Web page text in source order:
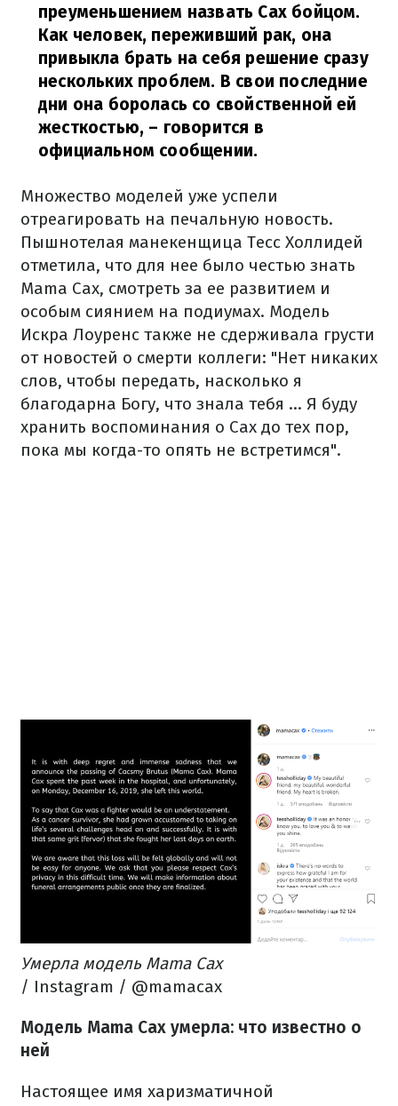
преуменьшением назвать Cax бойцом.
Как человек, переживший рак, она
привыкла брать на себя решение сразу
нескольких проблем. В свои последние
дни она боролась со свойственной ей
жесткостью, – говорится в
официальном сообщении.
Множество моделей уже успели
отреагировать на печальную новость.
Пышнотелая манекенщица Тесс Холлидей
отметила, что для нее было честью знать
Mama Cax, смотреть за ее развитием и
особым сиянием на подиумах. Модель
Искра Лоуренс также не сдерживала грусти
от новостей о смерти коллеги: "Нет никаких
слов, чтобы передать, насколько я
благодарна Богу, что знала тебя ... Я буду
хранить воспоминания о Cax до тех пор,
пока мы когда-то опять не встретимся".
Умерла модель Mama Cax
/ Instagram / @mamacax
Модель Mama Cax умерла: что известно о
ней
Настоящее имя харизматичной